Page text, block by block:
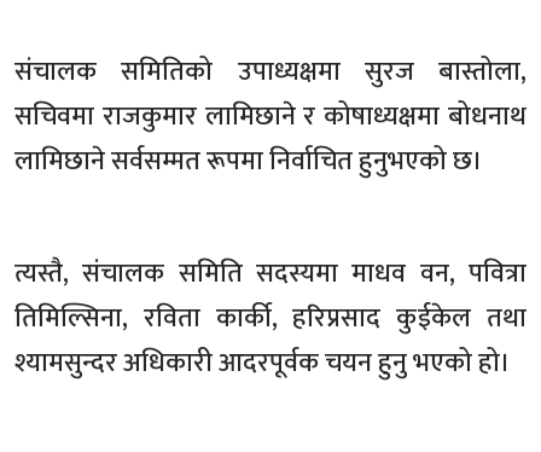
संचालक समितिको उपाध्यक्षमा सुरज बास्तोला,
सचिवमा राजकुमार लामिछाने र कोषाध्यक्षमा बोधनाथ
लामिछाने सर्वसम्मत रूपमा निर्वाचित हुनुभएको छ।
त्यस्तै, संचालक समिति सदस्यमा माधव वन, पवित्रा
तिमिल्सिना, रविता कार्की, हरिप्रसाद कुईकेल तथा
श्यामसुन्दर अधिकारी आदरपूर्वक चयन हुनु भएको हो।